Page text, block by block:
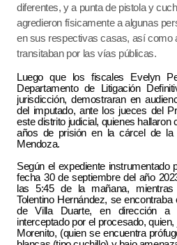
diferentes, y a punta de pistola y
agredieron físicamente a algunas
en sus respectivas casas, así como
transitaban por las vías públicas.
Luego que los fiscales Evelyn
Departamento de Litigación
jurisdicción, demostraran en
del imputado, ante los jueces del
este distrito judicial, quienes hallaron
años de prisión en la cárcel de la
Mendoza.
Según el expediente instrumentado
fecha 30 de septiembre del año
las 5:45 de la mañana,
Tolentino Hernández, se
de Villa Duarte, en dirección
interceptado por el procesado,
Morenito, (quien se encuentra